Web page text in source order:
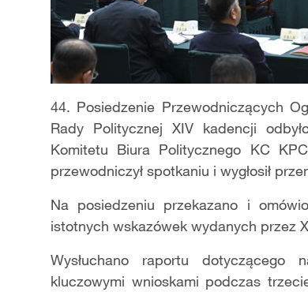
44. Posiedzenie Przewodniczących
Rady Politycznej XIV kadencji
Komitetu Biura Politycznego KC
przewodniczył spotkaniu i wygłosił
Na posiedzeniu przekazano i
istotnych wskazówek wydanych przez
Wysłuchano raportu dotyczącego
kluczowymi wnioskami podczas